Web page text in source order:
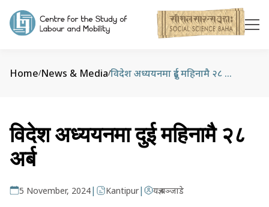
Home/News & Media/ विदेश अध्ययनमा दुई महिनामै २८ अर्ब
विदेश अध्ययनमा दुई महिनामै २८
अर्ब
5 November, 2024| Kantipur| यज्ञ बञ्जाडे